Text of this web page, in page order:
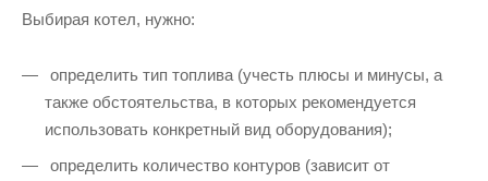
Выбирая котел, нужно:
определить тип топлива (учесть плюсы и минусы, а
также обстоятельства, в которых рекомендуется
использовать конкретный вид оборудования);
определить количество контуров (зависит от